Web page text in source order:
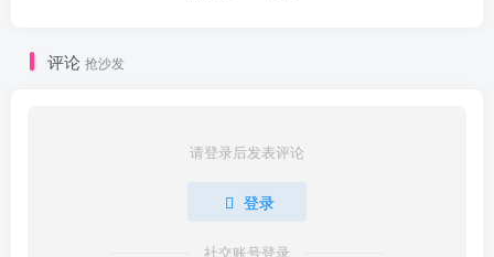
评论 抢沙发
请登录后发表评论
登录
社交账号登录